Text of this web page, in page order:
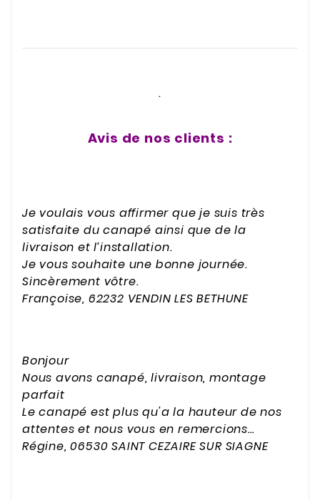
.
Avis de nos clients :
Je voulais vous affirmer que je suis très
satisfaite du canapé ainsi que de la
livraison et l’installation.
Je vous souhaite une bonne journée.
Sincèrement vôtre.
Françoise, 62232 VENDIN LES BETHUNE
Bonjour
Nous avons canapé, livraison, montage
parfait
Le canapé est plus qu'a la hauteur de nos
attentes et nous vous en remercions…
Régine, 06530 SAINT CEZAIRE SUR SIAGNE